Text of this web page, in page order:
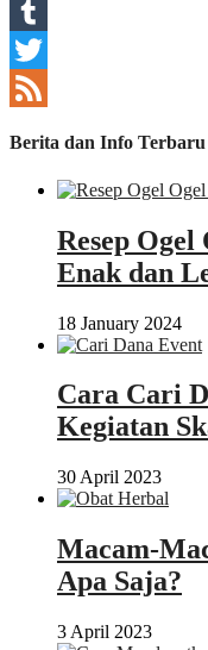
LinkedIn
Tumblr
Twitter
Berita dan Info Terbaru
Resep Ogel
Enak dan
18 January 2024
Cara Cari
Kegiatan
30 April 2023
Macam-
Apa Saja?
3 April 2023